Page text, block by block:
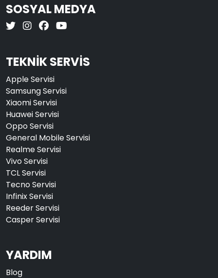
SOSYAL MEDYA
TEKNİK SERVİS
Apple Servisi
Samsung Servisi
Xiaomi Servisi
Huawei Servisi
Oppo Servisi
General Mobile Servisi
Realme Servisi
Vivo Servisi
TCL Servisi
Tecno Servisi
Infinix Servisi
Reeder Servisi
Casper Servisi
YARDIM
Blog